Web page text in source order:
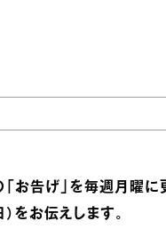
お告げ」を毎週月曜に
をお伝えします。